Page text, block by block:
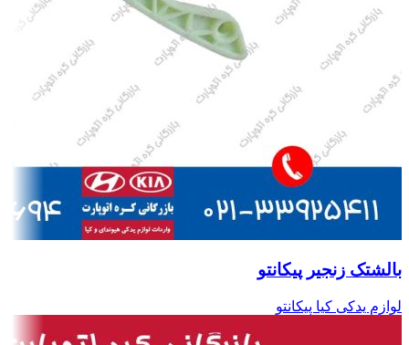
بالشتک زنجیر پیکانتو
لوازم یدکی کیا پیکانتو